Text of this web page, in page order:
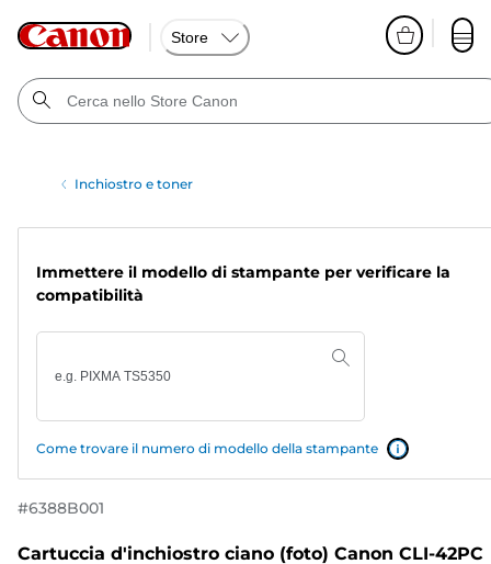
Store
Inchiostro e toner
Immettere il modello di stampante per verificare la
compatibilità
Come trovare il numero di modello della stampante
#6388B001
Cartuccia d'inchiostro ciano (foto) Canon CLI-42PC